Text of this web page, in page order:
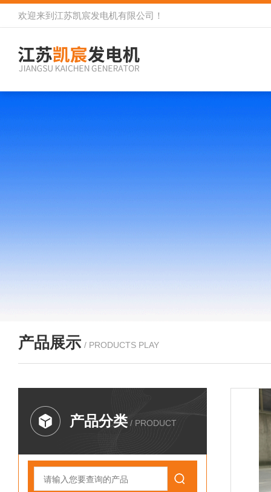
欢迎来到 江苏凯宸发电机有限公司 ！
产品展示 / PRODUCTS PLAY
产品分类 / PRODUCT